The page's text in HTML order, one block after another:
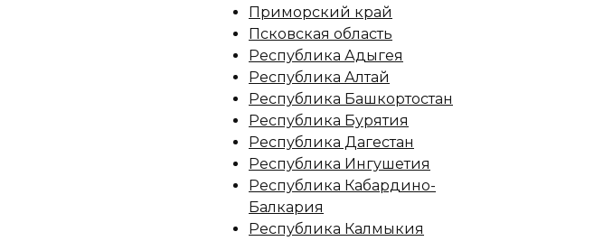
Приморский край
Псковская область
Республика Адыгея
Республика Алтай
Республика Башкортостан
Республика Бурятия
Республика Дагестан
Республика Ингушетия
Республика Кабардино-
Балкария
Республика Калмыкия